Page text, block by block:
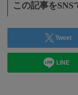
この記事をSNS
Tweet
LINE